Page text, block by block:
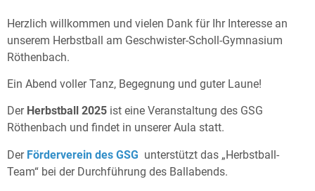
Herzlich willkommen und vielen Dank für Ihr Interesse an
unserem Herbstball am Geschwister-Scholl-Gymnasium
Röthenbach.
Ein Abend voller Tanz, Begegnung und guter Laune!
Der Herbstball 2025 ist eine Veranstaltung des GSG
Röthenbach und findet in unserer Aula statt.
Der Förderverein des GSG unterstützt das „Herbstball-
Team“ bei der Durchführung des Ballabends.